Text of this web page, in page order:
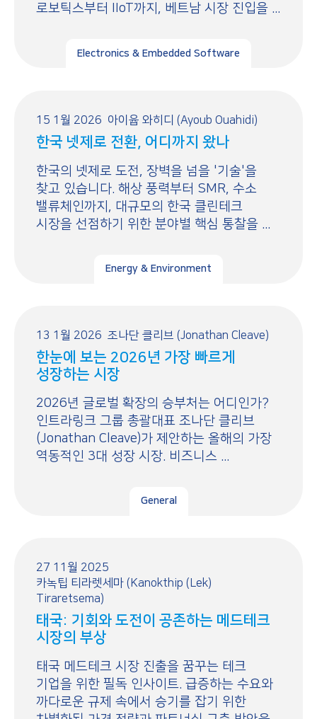
로보틱스부터 IIoT까지, 베트남 시장 진입을 ...
Electronics & Embedded Software
15 1월 2026 아이윱 와히디 (Ayoub Ouahidi)
한국 넷제로 전환, 어디까지 왔나
한국의 넷제로 도전, 장벽을 넘을 '기술'을
찾고 있습니다. 해상 풍력부터 SMR, 수소
밸류체인까지, 대규모의 한국 클린테크
시장을 선점하기 위한 분야별 핵심 통찰을 ...
Energy & Environment
13 1월 2026 조나단 클리브 (Jonathan Cleave)
한눈에 보는 2026년 가장 빠르게
성장하는 시장
2026년 글로벌 확장의 승부처는 어디인가?
인트라링크 그룹 총괄대표 조나단 클리브
(Jonathan Cleave)가 제안하는 올해의 가장
역동적인 3대 성장 시장. 비즈니스 ...
General
27 11월 2025
카녹팁 티라렛세마 (Kanokthip (Lek)
Tiraretsema)
태국: 기회와 도전이 공존하는 메드테크
시장의 부상
태국 메드테크 시장 진출을 꿈꾸는 테크
기업을 위한 필독 인사이트. 급증하는 수요와
까다로운 규제 속에서 승기를 잡기 위한